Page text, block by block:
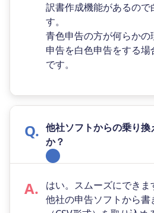
訳書作成機能があるので
す。
青色申告の方が何らか
申告を白色申告をする
です。
他社ソフトからの乗り換
か？
はい。スムーズにできま
他社の申告ソフトから書